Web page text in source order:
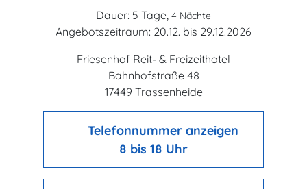
Dauer: 5 Tage, 4 Nächte
Angebotszeitraum: 20.12. bis 29.12.2026
Friesenhof Reit- & Freizeithotel
Bahnhofstraße 48
17449 Trassenheide
Telefonnummer anzeigen
8 bis 18 Uhr